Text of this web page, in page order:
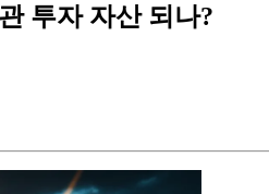
투자 자산 되나?